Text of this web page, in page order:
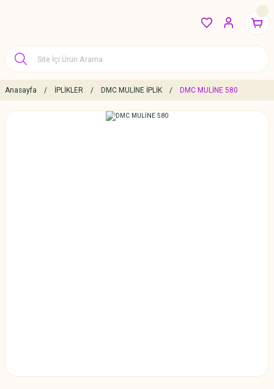
Anasayfa İPLİKLER DMC MULİNE İPLİK DMC MULİNE 580